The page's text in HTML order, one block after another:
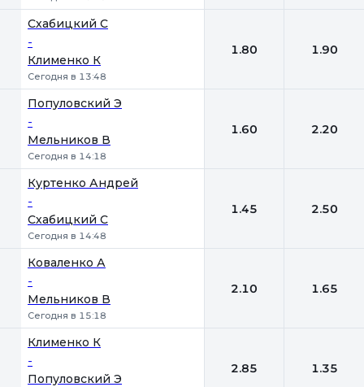
Схабицкий С
-
Клименко К
Сегодня в 13:48
1.80 1.90
Популовский Э
-
Мельников В
Сегодня в 14:18
1.60 2.20
Куртенко Андрей
-
Схабицкий С
Сегодня в 14:48
1.45 2.50
Коваленко А
-
Мельников В
Сегодня в 15:18
2.10 1.65
Клименко К
-
Популовский Э
2.85 1.35